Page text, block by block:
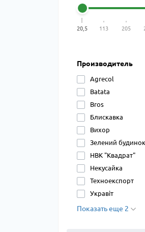
20,5 113 205
Производитель
Agrecol
Batata
Bros
Блискавка
Вихор
Зелений будинок
НВК "Квадрат"
Некусайка
Техноекспорт
Укравіт
Показать еще 2